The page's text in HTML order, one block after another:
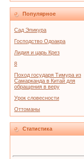
Популярное
Сад Эпикура
Господство Одоакра
Лидия и царь Крез
8
Поход государя Тимура из
Самарканда в Китай для
обращения в веру
Урок словесности
Оттоманы
Статистика